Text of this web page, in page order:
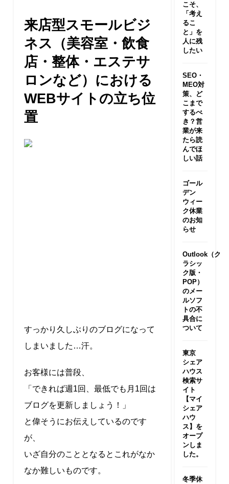
来店型スモールビジ
ネス（美容室・飲食
店・整体・エステサ
ロンなど）における
WEBサイトの立ち位
置
すっかり久しぶりのブログになって
しまいました…汗。
お客様には普段、
「できれば週1回、最低でも月1回は
ブログを更新しましょう！」
と偉そうにお伝えしているのです
が、
いざ自分のこととなるとこれがなか
なか難しいものです。
こそ、
「考え
るこ
と」を
人に残
したい
SEO・
MEO対
策、ど
こまで
するべ
き？営
業が来
たら読
んでほ
しい話
ゴール
デン
ウィー
ク休業
のお知
らせ
Outlook（ク
ラシッ
ク版・
POP）
のメー
ルソフ
トの不
具合に
ついて
東京
シェア
ハウス
検索サ
イト
【マイ
シェア
ハウ
ス】を
オープ
ンしま
した。
冬季休